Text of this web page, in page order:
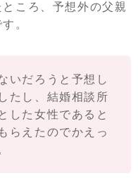
ころ、予想外の父親
。
いだろうと予想し
たし、結婚相談所
した女性であると
らえたのでかえっ